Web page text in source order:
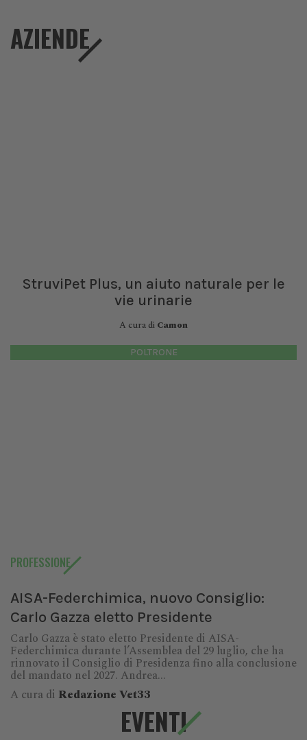
AZIENDE
StruviPet Plus, un aiuto naturale per le
vie urinarie
A cura di Camon
POLTRONE
PROFESSIONE
AISA-Federchimica, nuovo Consiglio:
Carlo Gazza eletto Presidente
Carlo Gazza è stato eletto Presidente di AISA-
Federchimica durante l’Assemblea del 29 luglio, che ha
rinnovato il Consiglio di Presidenza fino alla conclusione
del mandato nel 2027. Andrea...
A cura di Redazione Vet33
EVENTI